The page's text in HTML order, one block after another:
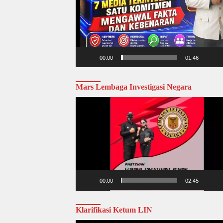
00:00 01:46
Mars Lembaga Investigasi Negara
00:00 02:45
Klarifikasi Ketum LIN